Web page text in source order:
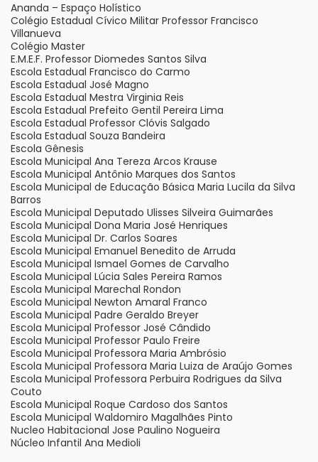
Ananda – Espaço Holístico
Colégio Estadual Cívico Militar Professor Francisco
Villanueva
Colégio Master
E.M.E.F. Professor Diomedes Santos Silva
Escola Estadual Francisco do Carmo
Escola Estadual José Magno
Escola Estadual Mestra Virginia Reis
Escola Estadual Prefeito Gentil Pereira Lima
Escola Estadual Professor Clóvis Salgado
Escola Estadual Souza Bandeira
Escola Gênesis
Escola Municipal Ana Tereza Arcos Krause
Escola Municipal Antônio Marques dos Santos
Escola Municipal de Educação Básica Maria Lucila da Silva
Barros
Escola Municipal Deputado Ulisses Silveira Guimarães
Escola Municipal Dona Maria José Henriques
Escola Municipal Dr. Carlos Soares
Escola Municipal Emanuel Benedito de Arruda
Escola Municipal Ismael Gomes de Carvalho
Escola Municipal Lúcia Sales Pereira Ramos
Escola Municipal Marechal Rondon
Escola Municipal Newton Amaral Franco
Escola Municipal Padre Geraldo Breyer
Escola Municipal Professor José Cândido
Escola Municipal Professor Paulo Freire
Escola Municipal Professora Maria Ambrósio
Escola Municipal Professora Maria Luiza de Araújo Gomes
Escola Municipal Professora Perbuira Rodrigues da Silva
Couto
Escola Municipal Roque Cardoso dos Santos
Escola Municipal Waldomiro Magalhães Pinto
Nucleo Habitacional Jose Paulino Nogueira
Núcleo Infantil Ana Medioli